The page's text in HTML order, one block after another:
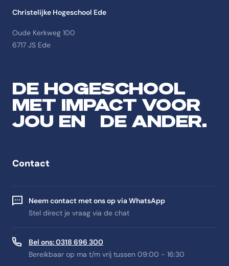
Christelijke Hogeschool Ede
Oude Kerkweg 100
6717 JS Ede
DE HOGESCHOOL
MET IMPACT VOOR
JOU EN DE ANDER.
Contact
Neem contact met ons op via WhatsApp
Stel direct je vraag via de chat
Bel ons: 0318 696 300
Bereikbaar op ma t/m vrij tussen 09:00 - 16:30